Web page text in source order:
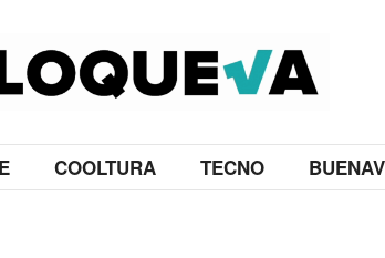
COOLTURA TECNO